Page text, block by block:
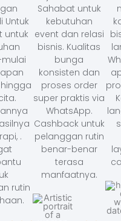
Untuk
untuk
.
rutin
Sahabat untuk
kebutuhan
event dan relasi
bisnis. Kualitas
bunga
konsisten dan
proses order
super praktis via
WhatsApp.
Cashback untuk
pelanggan rutin
benar-benar
terasa
manfaatnya.